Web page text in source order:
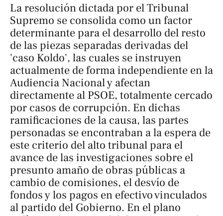
La resolución dictada por el Tribunal
Supremo se consolida como un factor
determinante para el desarrollo del resto
de las piezas separadas derivadas del
'caso Koldo', las cuales se instruyen
actualmente de forma independiente en la
Audiencia Nacional y afectan
directamente al PSOE, totalmente cercado
por casos de corrupción. En dichas
ramificaciones de la causa, las partes
personadas se encontraban a la espera de
este criterio del alto tribunal para el
avance de las investigaciones sobre el
presunto amaño de obras públicas a
cambio de comisiones, el desvío de
fondos y los pagos en efectivo vinculados
al partido del Gobierno. En el plano